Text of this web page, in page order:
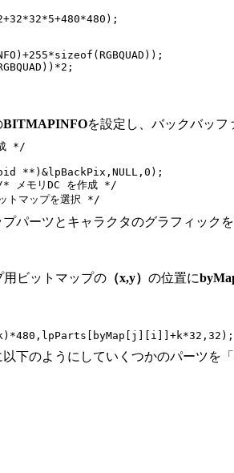
BITMAPINFOを設定し、バックバッフ
*/
**)&lpBackPix,NULL,0);
メモリDC を作成 */
パーツとキャラクタのグラフィック
用ビットマップの （x,y）の位置に
下のようにしていくつかのパーツを